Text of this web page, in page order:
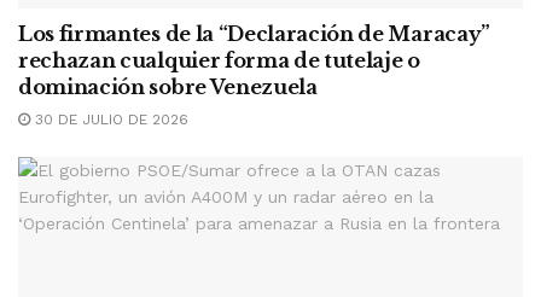
Los firmantes de la “Declaración de Maracay”
rechazan cualquier forma de tutelaje o
dominación sobre Venezuela
30 DE JULIO DE 2026